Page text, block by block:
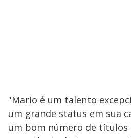
"Mario é um talento
um grande status em sua
um bom número de títulos